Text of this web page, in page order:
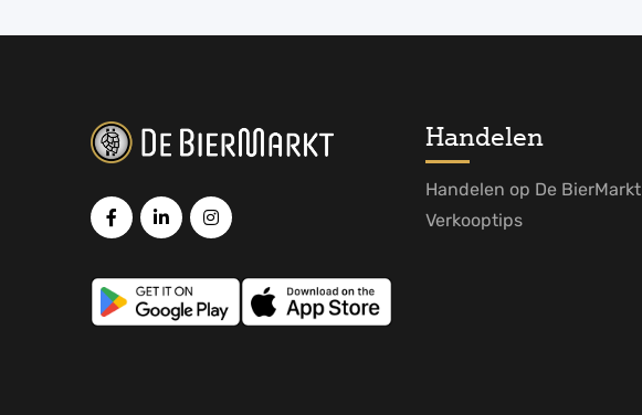
Handelen
Handelen op De BierMarkt
Verkooptips